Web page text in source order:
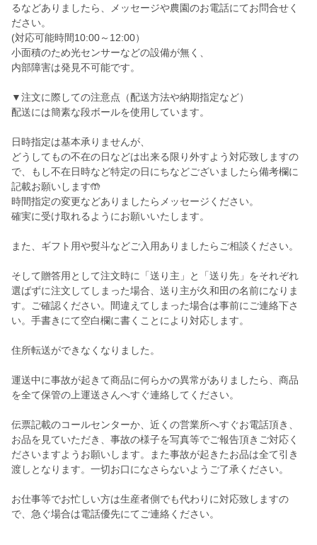
るなどありましたら、メッセージや農園のお電話にてお問合せく
ださい。
(対応可能時間10:00～12:00）
小面積のため光センサーなどの設備が無く、
内部障害は発見不可能です。
▼注文に際しての注意点（配送方法や納期指定など）
配送には簡素な段ボールを使用しています。
日時指定は基本承りませんが、
どうしてもの不在の日などは出来る限り外すよう対応致しますの
で、もし不在日時など特定の日にちなどございましたら備考欄に
記載お願いします🤲
時間指定の変更などありましたらメッセージください。
確実に受け取れるようにお願いいたします。
また、ギフト用や熨斗などご入用ありましたらご相談ください。
そして贈答用として注文時に「送り主」と「送り先」をそれぞれ
選ばずに注文してしまった場合、送り主が久和田の名前になりま
す。ご確認ください。間違えてしまった場合は事前にご連絡下さ
い。手書きにて空白欄に書くことにより対応します。
住所転送ができなくなりました。
運送中に事故が起きて商品に何らかの異常がありましたら、商品
を全て保管の上運送さんへすぐ連絡してください。
伝票記載のコールセンターか、近くの営業所へすぐお電話頂き、
お品を見ていただき、事故の様子を写真等でご報告頂きご対応く
ださいますようお願いします。また事故が起きたお品は全て引き
渡しとなります。一切お口になさらないようご了承ください。
お仕事等でお忙しい方は生産者側でも代わりに対応致しますの
で、急ぐ場合は電話優先にてご連絡ください。